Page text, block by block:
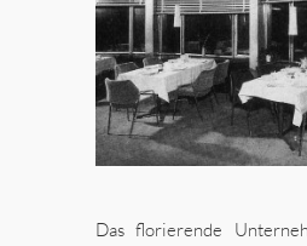
Das florierende